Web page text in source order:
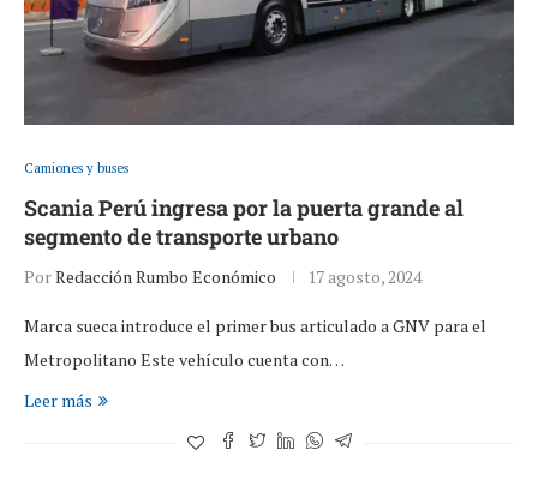
Camiones y buses
Scania Perú ingresa por la puerta grande al
segmento de transporte urbano
PorRedacción Rumbo Económico 17 agosto, 2024
Marca sueca introduce el primer bus articulado a GNV para el
Metropolitano Este vehículo cuenta con…
Leer más